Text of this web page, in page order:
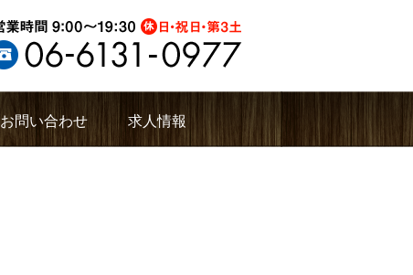
お問い合わせ 求人情報